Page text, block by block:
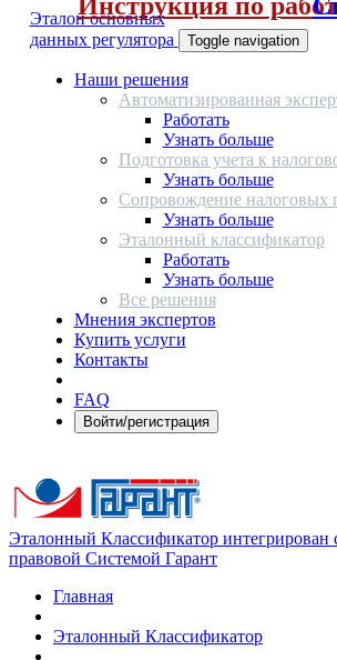
Эталон основных
данных регулятора
Toggle navigation
Наши решения
Автоматизированная
Работать
Узнать больше
Подготовка учета к
Узнать больше
Сопровождение налоговых
Узнать больше
Эталонный классификатор
Работать
Узнать больше
Все решения
Мнения экспертов
Купить услуги
Контакты
FAQ
Войти/регистрация
Эталонный Классификатор
правовой Системой Гарант
Главная
Эталонный Классификатор